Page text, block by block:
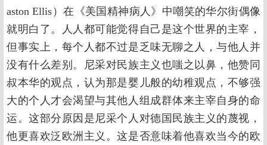
aston Ellis）在《美国精神病人》中嘲笑的华尔街偶像
就明白了。人人都可能觉得自己是这个世界的主宰，
但事实上，每个人都不过是乏味无聊之人，与他人并
没有什么差别。尼采对民族主义也嗤之以鼻，他赞同
叔本华的观点，认为那是婴儿般的幼稚观点，不够强
大的个人才会渴望与其他人组成群体来主宰自身的命
运。这部分原因是尼采个人对德国民族主义的蔑视，
他更喜欢泛欧洲主义。这是否意味着他喜欢当今的欧